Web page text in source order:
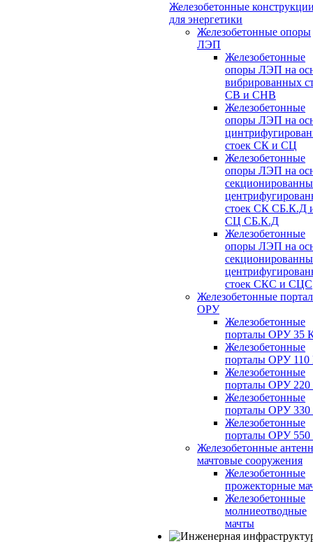
Железобетонные
для энергетики
Железобетонные опоры
ЛЭП
Железобетонные
опоры ЛЭП на
вибрированных
СВ и СНВ
Железобетонные
опоры ЛЭП на
стоек СК и СЦ
Железобетонные
опоры ЛЭП на
стоек СК СБ.К.Д
СЦ СБ.К.Д
Железобетонные
опоры ЛЭП на
стоек СКС и СЦС
Железобетонные
ОРУ
Железобетонные
порталы ОРУ 35
Железобетонные
порталы ОРУ
Железобетонные
порталы ОРУ
Железобетонные
порталы ОРУ
Железобетонные
порталы ОРУ
Железобетонные
мачтовые сооружения
Железобетонные
прожекторные
Железобетонные
молниеотводные
мачты